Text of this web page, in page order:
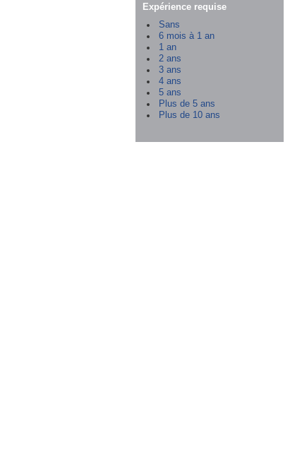
Expérience requise
Sans
6 mois à 1 an
1 an
2 ans
3 ans
4 ans
5 ans
Plus de 5 ans
Plus de 10 ans